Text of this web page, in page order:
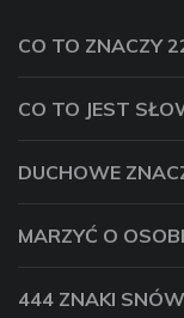
CO TO ZNACZY
CO TO JEST
DUCHOWE
MARZYĆ O
444 ZNAKI